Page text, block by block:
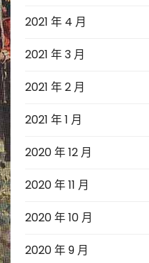
2021 年 4 月
2021 年 3 月
2021 年 2 月
2021 年 1 月
2020 年 12 月
2020 年 11 月
2020 年 10 月
2020 年 9 月